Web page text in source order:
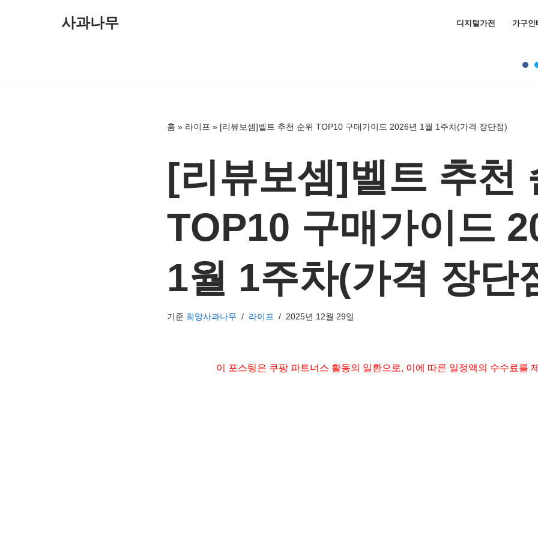
사과나무 디지털가전 가구인
홈 » 라이프 » [리뷰보셈]벨트 추천 순위 TOP10 구매가이드 2026년 1월 1주차(가격 장단점)
[리뷰보셈]벨트 추천
TOP10 구매가이드
1월 1주차(가격 장단
기준 희망사과나무 라이프 2025년 12월 29일
이 포스팅은 쿠팡 파트너스 활동의 일환으로, 이에 따른 일정액의 수수료를